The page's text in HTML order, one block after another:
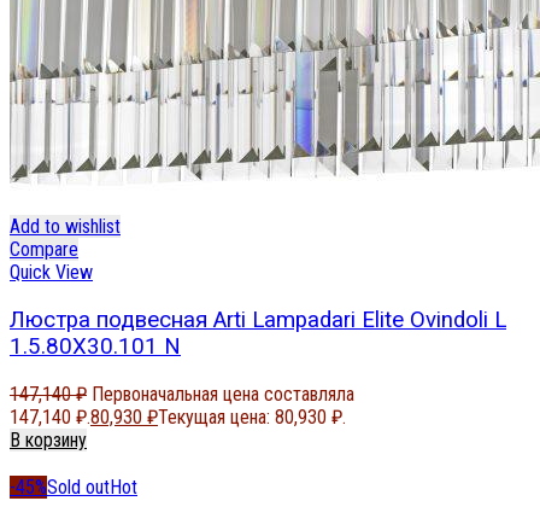
Add to wishlist
Compare
Quick View
Люстра подвесная Arti Lampadari Elite Ovindoli L
1.5.80X30.101 N
147,140₽ Первоначальная цена составляла
147,140 ₽.80,930 ₽Текущая цена: 80,930 ₽.
В корзину
-45%Sold outHot